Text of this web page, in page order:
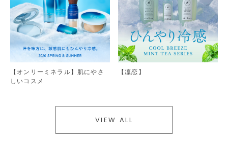
【オンリーミネラル】肌にやさ
しいコスメ
【凜恋】
VIEW ALL